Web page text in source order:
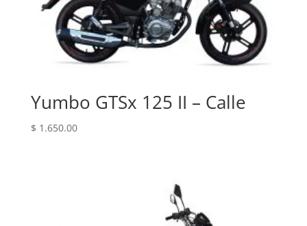
Yumbo GTSx 125 II – Calle
$ 1.650.00